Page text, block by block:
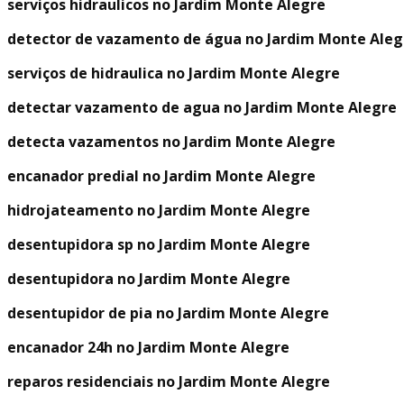
serviços hidraulicos no Jardim Monte Alegre
detector de vazamento de água no Jardim Monte
serviços de hidraulica no Jardim Monte Alegre
detectar vazamento de agua no Jardim Monte Alegre
detecta vazamentos no Jardim Monte Alegre
encanador predial no Jardim Monte Alegre
hidrojateamento no Jardim Monte Alegre
desentupidora sp no Jardim Monte Alegre
desentupidora no Jardim Monte Alegre
desentupidor de pia no Jardim Monte Alegre
encanador 24h no Jardim Monte Alegre
reparos residenciais no Jardim Monte Alegre